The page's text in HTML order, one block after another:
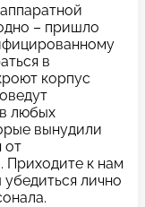
– пришло
в
корпус
любых
вынудили
от
Приходите к нам
лично
поля